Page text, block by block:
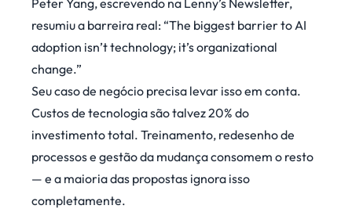
Peter Yang, escrevendo na Lenny’s Newsletter,
resumiu a barreira real: “The biggest barrier to AI
adoption isn’t technology; it’s organizational
change.”
Seu caso de negócio precisa levar isso em conta.
Custos de tecnologia são talvez 20% do
investimento total. Treinamento, redesenho de
processos e gestão da mudança consomem o resto
— e a maioria das propostas ignora isso
completamente.